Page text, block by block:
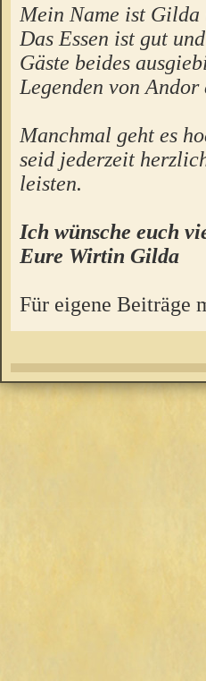
Mein Name ist
Das Essen ist gut
Gäste beides
Legenden von Andor
Manchmal geht es
seid jederzeit
leisten.
Ich wünsche euch
Eure Wirtin Gilda
Für eigene Beiträge